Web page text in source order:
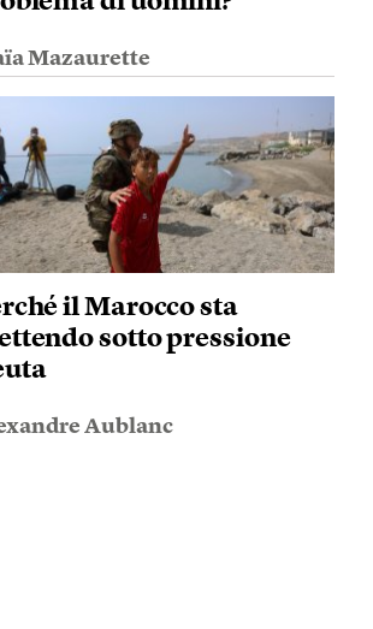
Mazaurette
il Marocco sta
sotto pressione
Aublanc